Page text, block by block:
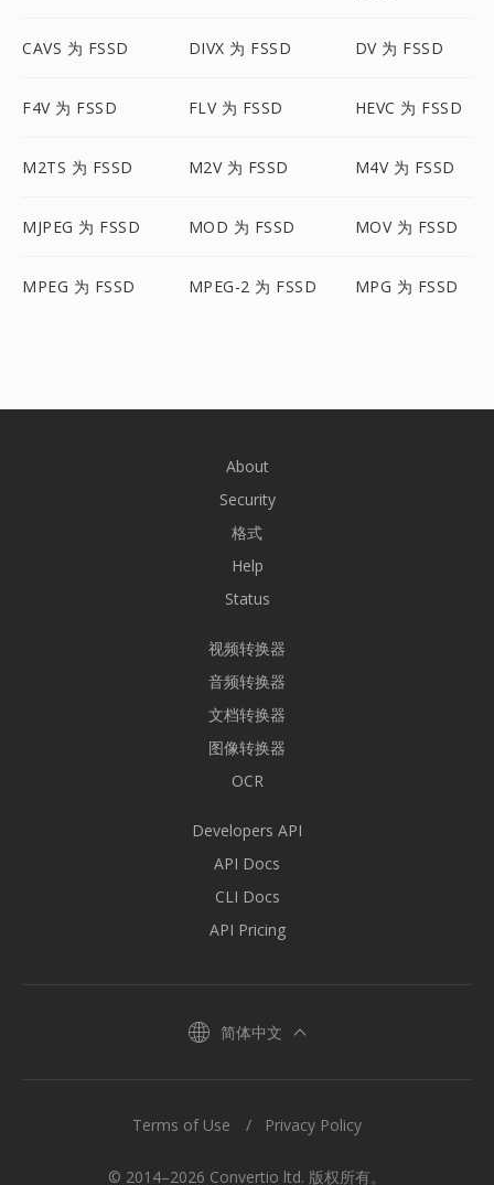
CAVS 为 FSSD DIVX 为 FSSD DV 为 FSSD
F4V 为 FSSD FLV 为 FSSD HEVC 为 FSSD
M2TS 为 FSSD M2V 为 FSSD M4V 为 FSSD
MJPEG 为 FSSD MOD 为 FSSD MOV 为 FSSD
MPEG 为 FSSD MPEG-2 为 FSSD MPG 为 FSSD
About
Security
格式
Help
Status
视频转换器
音频转换器
文档转换器
图像转换器
OCR
Developers API
API Docs
CLI Docs
API Pricing
简体中文
© 2014–2026 Convertio ltd. 版权所有。
Terms of Use Privacy Policy